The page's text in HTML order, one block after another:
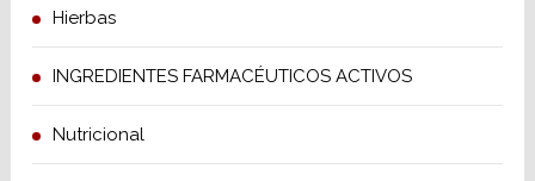
Hierbas
INGREDIENTES FARMACÉUTICOS ACTIVOS
Nutricional